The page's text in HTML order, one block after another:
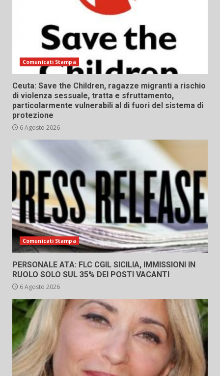
Comunicati Stampa
Ceuta: Save the Children, ragazze migranti a rischio
di violenza sessuale, tratta e sfruttamento,
particolarmente vulnerabili al di fuori del sistema di
protezione
6 Agosto 2026
Comunicati Stampa
PERSONALE ATA: FLC CGIL SICILIA, IMMISSIONI IN
RUOLO SOLO SUL 35% DEI POSTI VACANTI
6 Agosto 2026